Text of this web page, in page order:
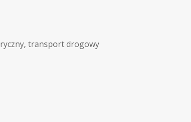
, transport drogowy